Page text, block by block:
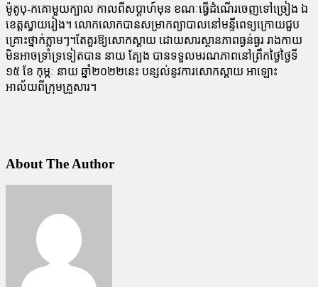
ម៉ូតូបុ-កគោមួយក្បាល កាលពីសប្ដាហ៍មុន ខណៈធ្វើដំណើរចេញទៅច្រៀង ឯ
ខេត្តស្វាយរៀង។ លោកលោកបានសម្រាកព្យាបាលនៅមន្ទីពេទ្យក្រោយជួប
គ្រោះថ្នាក់ភ្លាមៗ។តែគួរឱ្យសោកស្ដាយ ដោយសារស្ថានភាពធ្ងន់ធ្ងរ រាងកាយ
មិនអាចទ្រាំទ្រទៀតបាន នាយ ត្បែង បានទទួលមរណភាពនៅព្រឹកថ្ងៃថ្ងៃទី
១៥ ខែ កុម្ភៈ នាយ ឆ្នាំ២០២២នេះ បន្សល់នូវការសោកស្ដាយ អាឡោះ
អាល័យពីក្រុមគ្រួសារ។
About The Author